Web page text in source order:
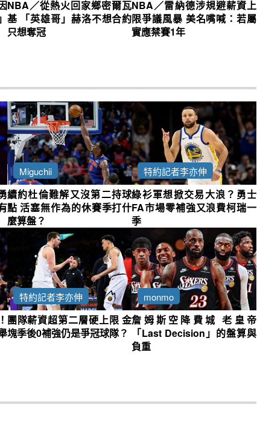
NBA／從熱火回家鄉密爾瓦
基 「英雄哥」赫洛不想合約
只想奪冠
NBA／雷納德涉規避薪資上
限爭議風暴 美名嘴喊：若屬
實應禁賽1年
Miguchii
續約杜倫難解又沒第二持球
點 活塞無作為的休賽季打什
麼算盤？
特約記者李亦伸
綠衫軍想掀交易大浪？勇士
FA市場零補強又浪費柯瑞一
季
特約記者李亦伸
團隊薪資超第二層硬上限 金
塊季後0補強仍是爭冠球隊？
monmo
詹姆斯空降費城 老皇帝
「Last Decision」的盤算與
負重